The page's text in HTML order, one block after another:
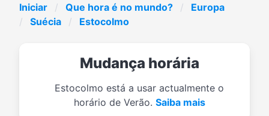
Iniciar Que hora é no mundo?
Europa
Suécia
Estocolmo
Mudança horária
Estocolmo está a usar actualmente o
horário de Verão. Saiba mais